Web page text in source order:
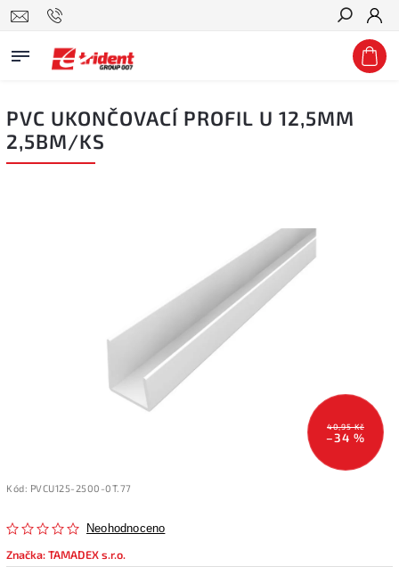
Hledat
PVC UKONČOVACÍ PROFIL U 12,5MM
2,5BM/KS
40,95 Kč
–34 %
Kód: PVCU125-2500-0T.77
Neohodnoceno
Značka:TAMADEX s.r.o.